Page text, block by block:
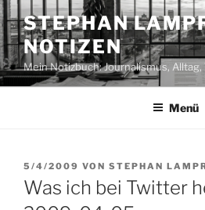
Zum
Inhalt
springen
STEPHAN
NOTIZEN
Mein Notizbuch: Journalismus, Alltag,
Menü
VERÖFFENTLICHT
AM
5/4/2009 VON STEPHAN
Was ich bei Twitter